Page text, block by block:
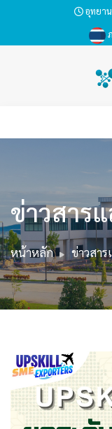
อุทยา
ข่าวสาร
หน้าหลัก ข่าวสา